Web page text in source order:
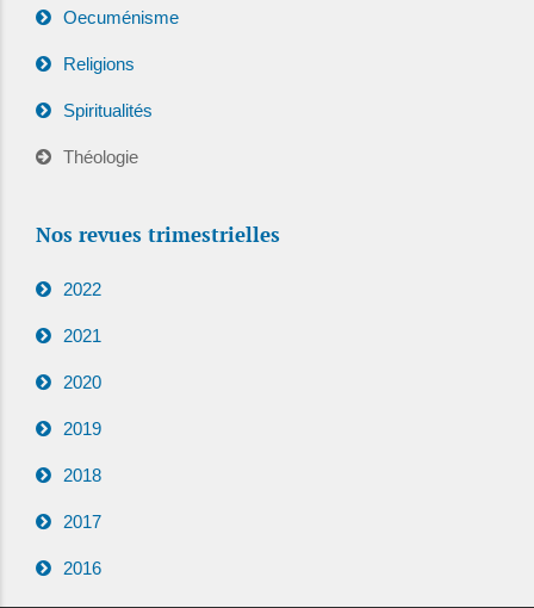
Oecuménisme
Religions
Spiritualités
Théologie
Nos revues trimestrielles
2022
2021
2020
2019
2018
2017
2016